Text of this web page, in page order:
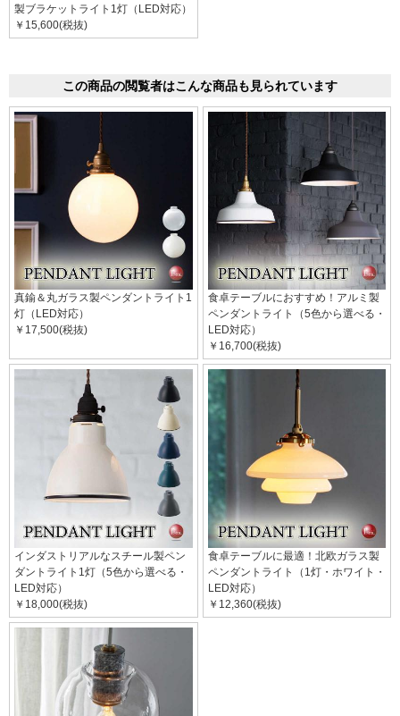
製ブラケットライト1灯（LED対応）
￥15,600(税抜)
この商品の閲覧者はこんな商品も見られています
真鍮＆丸ガラス製ペンダントライト1
灯（LED対応）
￥17,500(税抜)
食卓テーブルにおすすめ！アルミ製
ペンダントライト（5色から選べる・
LED対応）
￥16,700(税抜)
インダストリアルなスチール製ペン
ダントライト1灯（5色から選べる・
LED対応）
￥18,000(税抜)
食卓テーブルに最適！北欧ガラス製
ペンダントライト（1灯・ホワイト・
LED対応）
￥12,360(税抜)